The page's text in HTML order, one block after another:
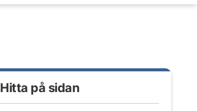
Hitta på sidan